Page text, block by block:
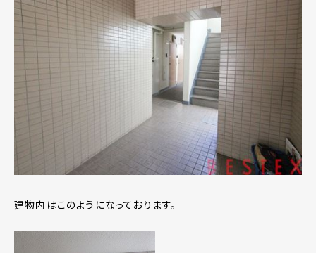
建物内はこのようになっております。